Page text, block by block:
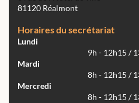
81120 Réalmont
Horaires du secrétariat
Lundi
9h - 12h15 /
Mardi
8h - 12h15 /
Mercredi
8h - 12h15 /